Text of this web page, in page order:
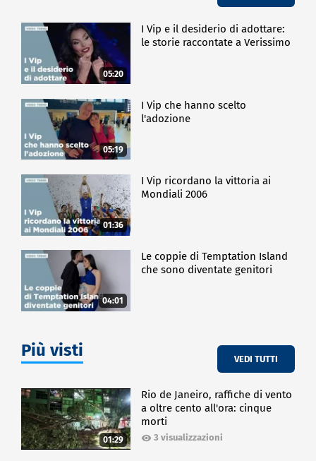
05:20
I Vip e il desiderio di adottare:
le storie raccontate a Verissimo
05:19
I Vip che hanno scelto
l'adozione
01:36
I Vip ricordano la vittoria ai
Mondiali 2006
04:01
Le coppie di Temptation Island
che sono diventate genitori
Più visti VEDI TUTTI
01:29
Rio de Janeiro, raffiche di vento
a oltre cento all'ora: cinque
morti
3 visualizzazioni